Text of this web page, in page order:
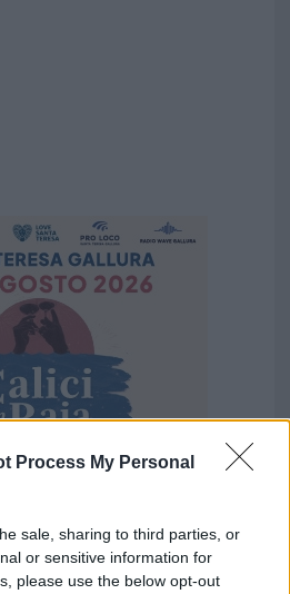
Process My Personal
sale, sharing to third parties, or
or sensitive information for
please use the below opt-out
pubblicità nazionali?